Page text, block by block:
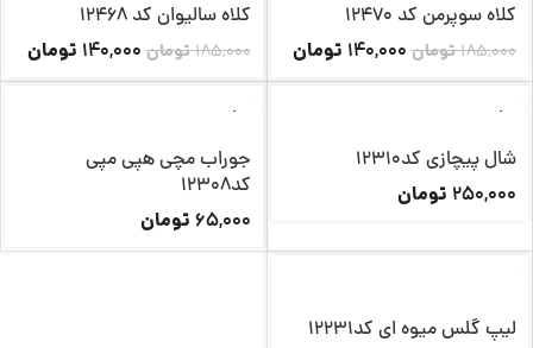
کلاه سوپرمن کد 12470
185,000تومان 140,000 تومان
کلاه سالیوان کد 12468
185,000تومان140,000 تومان
شال پیچازی کد12310
250,000 تومان
ناموجود
جوراب مچی هپی مپی
کد12308
65,000 تومان
لیپ گلس میوه ای کد12231